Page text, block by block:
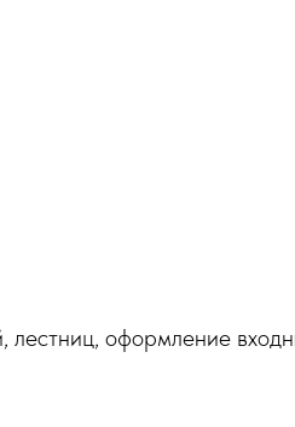
оформление